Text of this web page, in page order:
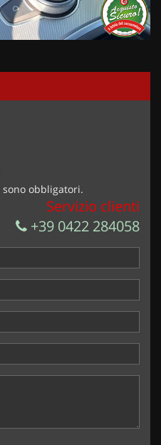
obbligatori.
Servizio clienti
+39 0422 284058